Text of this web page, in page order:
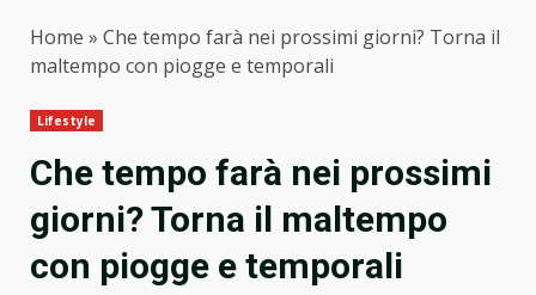
Home » Che tempo farà nei prossimi giorni? Torna il
maltempo con piogge e temporali
Lifestyle
Che tempo farà nei prossimi
giorni? Torna il maltempo
con piogge e temporali